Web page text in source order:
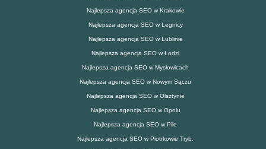
Najlepsza agencja SEO w Krakowie
Najlepsza agencja SEO w Legnicy
Najlepsza agencja SEO w Lublinie
Najlepsza agencja SEO w Łodzi
Najlepsza agencja SEO w Mysłowicach
Najlepsza agencja SEO w Nowym Sączu
Najlepsza agencja SEO w Olsztynie
Najlepsza agencja SEO w Opolu
Najlepsza agencja SEO w Pile
Najlepsza agencja SEO w Piotrkowie Tryb.